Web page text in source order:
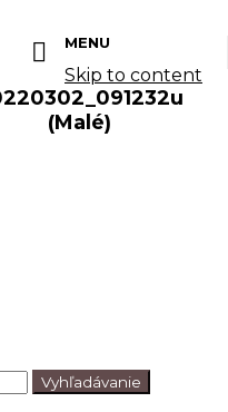
MENU
Skip to content
(Malé)
Vyhľadávanie